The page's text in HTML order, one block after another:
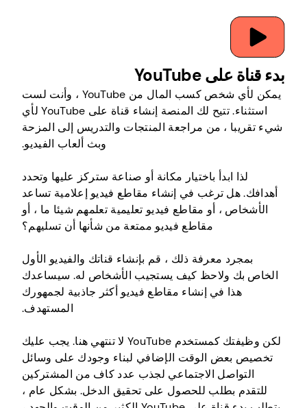
بدء قناة على YouTube
يمكن لأي شخص كسب المال من YouTube ، وأنت لست
استثناء. تتيح لك المنصة إنشاء قناة على YouTube لأي
شيء تقريبا ، من مراجعة المنتجات والتدريس إلى المزحة
وبث ألعاب الفيديو.
لذا ابدأ باختيار مكانة أو صناعة ستركز عليها وتحدد
أهدافك. هل ترغب في إنشاء مقاطع فيديو إعلامية تساعد
الأشخاص ، أو مقاطع فيديو تعليمية تعلمهم شيئا ما ، أو
مقاطع فيديو ممتعة من شأنها أن تسليهم؟
بمجرد معرفة ذلك ، قم بإنشاء قناتك والفيديو الأول
الخاص بك ولاحظ كيف يستجيب الأشخاص له. سيساعدك
هذا في إنشاء مقاطع فيديو أكثر جاذبية لجمهورك
المستهدف.
لكن وظيفتك كمستخدم YouTube لا تنتهي هنا. يجب عليك
تخصيص بعض الوقت الإضافي لبناء وجودك على وسائل
التواصل الاجتماعي لجذب عدد كاف من المشتركين
للتقدم بطلب للحصول على تحقيق الدخل. بشكل عام ،